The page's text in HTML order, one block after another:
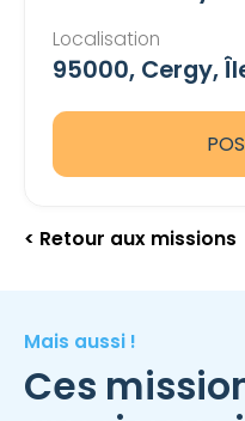
Localisation
95000, Cergy,
< Retour aux missions
Mais aussi !
Ces